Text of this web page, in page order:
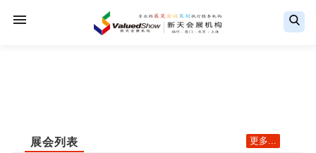
展会列表 更多...